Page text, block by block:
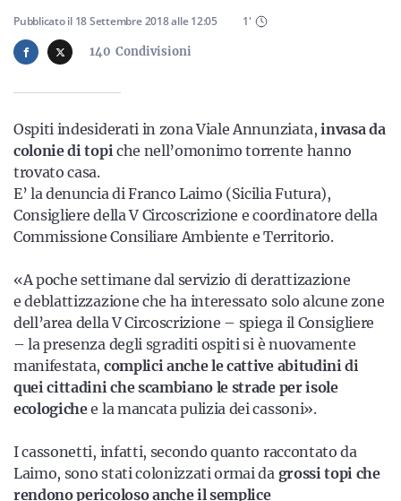
Servizi
Resta sempre aggiornato con le ultime news, iscriviti alla
nostra newsletter
140 Condivisioni
Pubblicato il 18 Settembre 2018alle12:05 1'
Ospiti indesiderati in zona Viale Annunziata,invasa da
colonie di topiche nell’omonimo torrente hanno
trovato casa.
E’ la denuncia di Franco Laimo (Sicilia Futura),
Consigliere della V Circoscrizione e coordinatore della
Commissione Consiliare Ambiente e Territorio.
«A poche settimane dal servizio di derattizazione
e deblattizzazione che ha interessato solo alcune zone
dell’area della V Circoscrizione – spiega il Consigliere
– la presenza degli sgraditi ospiti si è nuovamente
manifestata, complici anche le cattive abitudini di
quei cittadini che scambiano le strade per isole
ecologichee la mancata pulizia dei cassoni».
I cassonetti, infatti, secondo quanto raccontato da
Laimo, sono stati colonizzati ormai da grossi topi che
rendono pericoloso anche il semplice